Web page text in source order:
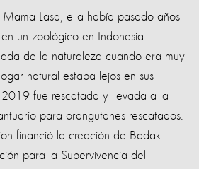
Lasa, ella había pasado años
un zoológico en Indonesia.
de la naturaleza cuando era muy
natural estaba lejos en sus
2019 fue rescatada y llevada a la
para orangutanes rescatados.
financió la creación de Badak
para la Supervivencia del